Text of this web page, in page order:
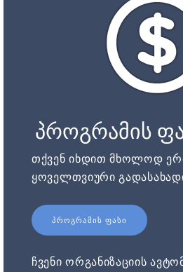
პროგრამის
თქვენ იხდით მხოლოდ
ყოველთვიური
ᲞᲠᲝᲒᲠᲐᲛᲘᲡ ᲤᲐᲡᲘ
ჩვენი ორგანიზაციის